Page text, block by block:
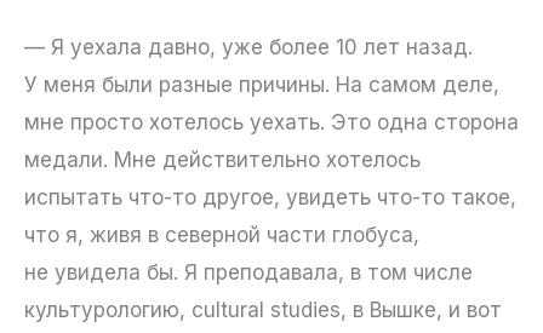
— Я уехала давно, уже более 10 лет назад.
У меня были разные причины. На самом деле,
мне просто хотелось уехать. Это одна сторона
медали. Мне действительно хотелось
испытать что-то другое, увидеть что-то такое,
что я, живя в северной части глобуса,
не увидела бы. Я преподавала, в том числе
культурологию, cultural studies, в Вышке, и вот